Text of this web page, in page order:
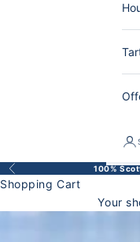
Back 100%
Shopping Cart
Your